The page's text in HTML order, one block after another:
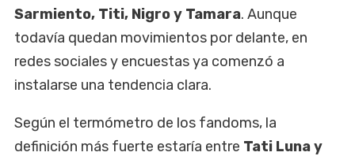
Sarmiento, Titi, Nigro y Tamara. Aunque
todavía quedan movimientos por delante, en
redes sociales y encuestas ya comenzó a
instalarse una tendencia clara.
Según el termómetro de los fandoms, la
definición más fuerte estaría entre Tati Luna y